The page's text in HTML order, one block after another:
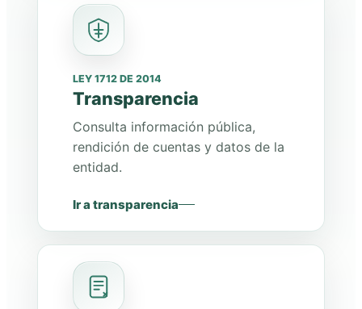
LEY 1712 DE 2014
Transparencia
Consulta información pública,
rendición de cuentas y datos de la
entidad.
Ir a transparencia